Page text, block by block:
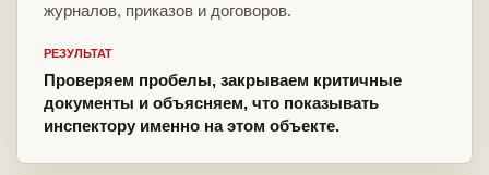
журналов, приказов и договоров.
РЕЗУЛЬТАТ
Проверяем пробелы, закрываем критичные
документы и объясняем, что показывать
инспектору именно на этом объекте.